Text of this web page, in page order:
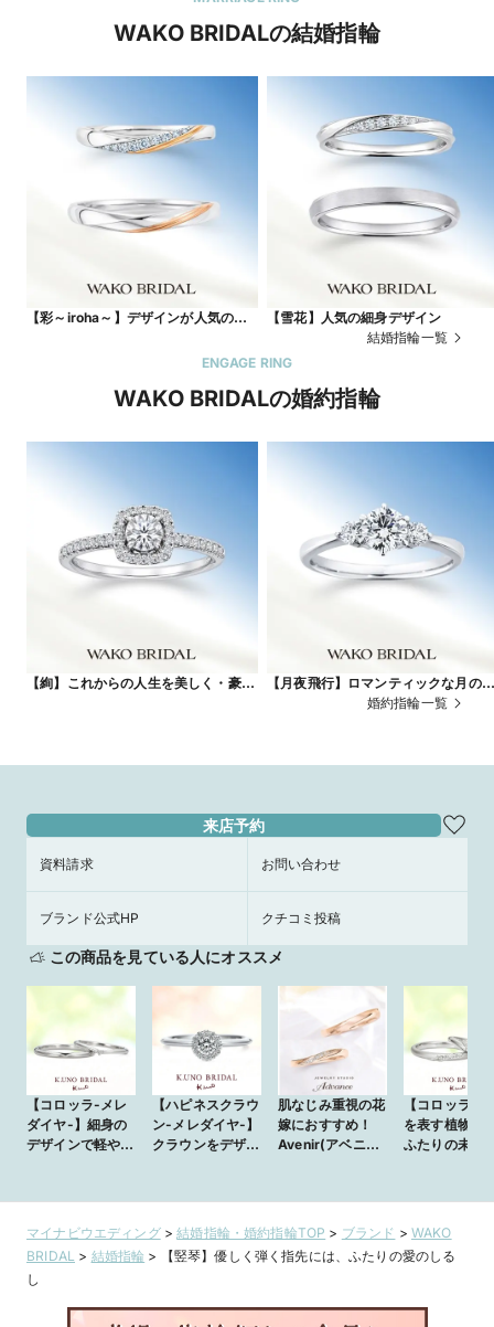
WAKO BRIDALの結婚指輪
【彩～iroha～】デザインが人気のコ
【雪花】人気の細身デザイン
結婚指輪一覧
ENGAGE RING
WAKO BRIDALの婚約指輪
【絢】これからの人生を美しく・豪華
【月夜飛行】ロマンティックな月の世
婚約指輪一覧
来店予約
資料請求 お問い合わせ
ブランド公式HP クチコミ投稿
この商品を見ている人にオススメ
【コロッラ-メレ
ダイヤ-】細身の
デザインで軽やか
【ハピネスクラウ
ン-メレダイヤ-】
クラウンをデザイ
肌なじみ重視の花
嫁におすすめ！
Avenir(アベニー
【コロッラ】
を表す植物模
ふたりの未来
マイナビウエディング>結婚指輪・婚約指輪TOP > ブランド > WAKO
BRIDAL > 結婚指輪 >
【竪琴】優しく弾く指先には、ふたりの愛のしる
し